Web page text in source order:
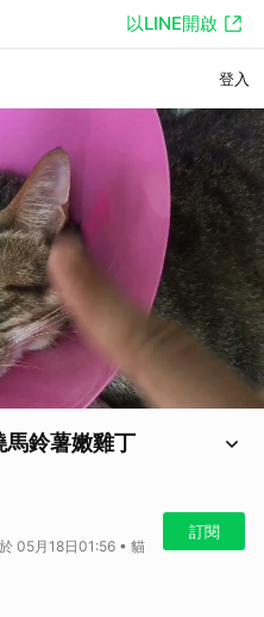
以LINE開啟
登入
馬鈴薯嫩雞丁
聞強力播送著氣象預報，雨，就要
上一層薄薄涼意，在無聲而靜暖的
入味的軟嫩雞腿肉與綿密馬鈴薯厚
05月18日01:56 • 貓
訂閱